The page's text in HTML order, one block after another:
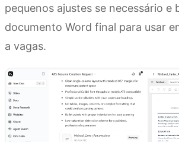
pequenos ajustes se necessário e
documento Word final para usar
a vagas.